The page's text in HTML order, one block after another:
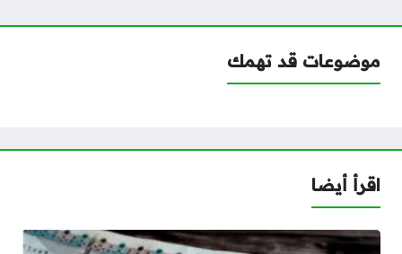
موضوعات قد تهمك
اقرأ أيضا